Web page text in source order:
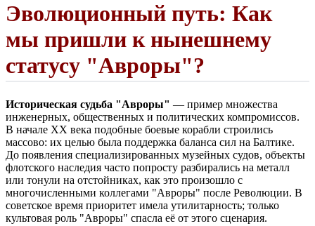
Эволюционный путь: Как
мы пришли к нынешнему
статусу "Авроры"?
Историческая судьба "Авроры" — пример множества
инженерных, общественных и политических компромиссов.
В начале XX века подобные боевые корабли строились
массово: их целью была поддержка баланса сил на Балтике.
До появления специализированных музейных судов, объекты
флотского наследия часто попросту разбирались на металл
или тонули на отстойниках, как это произошло с
многочисленными коллегами "Авроры" после Революции. В
советское время приоритет имела утилитарность; только
культовая роль "Авроры" спасла её от этого сценария.